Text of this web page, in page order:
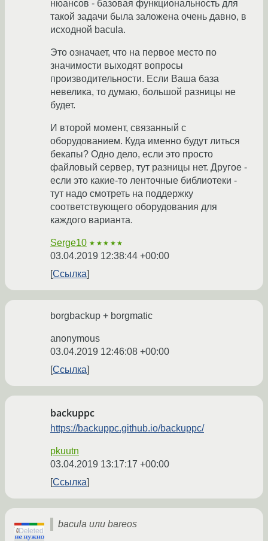
нюансов - базовая функциональность для
такой задачи была заложена очень давно, в
исходной bacula.
Это означает, что на первое место по
значимости выходят вопросы
производительности. Если Ваша база
невелика, то думаю, большой разницы не
будет.
И второй момент, связанный с
оборудованием. Куда именно будут литься
бекапы? Одно дело, если это просто
файловый сервер, тут разницы нет. Другое -
если это какие-то ленточные библиотеки -
тут надо смотреть на поддержку
соответствующего оборудования для
каждого варианта.
Serge10 ★★★★★
03.04.2019 12:38:44 +00:00
Ссылка
borgbackup + borgmatic
anonymous
03.04.2019 12:46:08 +00:00
Ссылка
backuppc
https://backuppc.github.io/backuppc/
pkuutn
03.04.2019 13:17:17 +00:00
Ссылка
bacula или bareos